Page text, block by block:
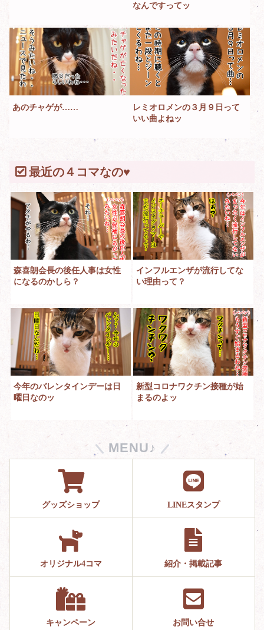
なんですってッ
あのチャゲが……
レミオロメンの３月９日って
いい曲よねッ
最近の４コマなの♥
森喜朗会長の後任人事は女性
になるのかしら？
インフルエンザが流行してな
い理由って？
今年のバレンタインデーは日
曜日なのッ
新型コロナワクチン接種が始
まるのよッ
MENU♪
グッズショップ LINEスタンプ
オリジナル4コマ 紹介・掲載記事
キャンペーン お問い合せ